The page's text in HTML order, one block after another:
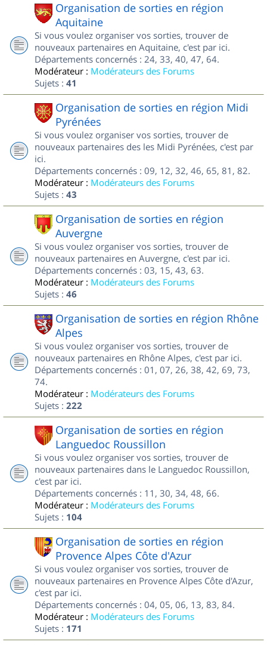
Organisation de sorties en région
Aquitaine
Si vous voulez organiser vos sorties, trouver de
nouveaux partenaires en Aquitaine, c'est par ici.
Départements concernés : 24, 33, 40, 47, 64.
Modérateur : Modérateurs des Forums
Sujets : 41
Organisation de sorties en région Midi
Pyrénées
Si vous voulez organiser vos sorties, trouver de
nouveaux partenaires des les Midi Pyrénées, c'est par
ici.
Départements concernés : 09, 12, 32, 46, 65, 81, 82.
Modérateur : Modérateurs des Forums
Sujets : 43
Organisation de sorties en région
Auvergne
Si vous voulez organiser vos sorties, trouver de
nouveaux partenaires en Auvergne, c'est par ici.
Départements concernés : 03, 15, 43, 63.
Modérateur : Modérateurs des Forums
Sujets : 46
Organisation de sorties en région Rhône
Alpes
Si vous voulez organiser vos sorties, trouver de
nouveaux partenaires en Rhône Alpes, c'est par ici.
Départements concernés : 01, 07, 26, 38, 42, 69, 73,
74.
Modérateur : Modérateurs des Forums
Sujets : 222
Organisation de sorties en région
Languedoc Roussillon
Si vous voulez organiser vos sorties, trouver de
nouveaux partenaires dans le Languedoc Roussillon,
c'est par ici.
Départements concernés : 11, 30, 34, 48, 66.
Modérateur : Modérateurs des Forums
Sujets : 104
Organisation de sorties en région
Provence Alpes Côte d'Azur
Si vous voulez organiser vos sorties, trouver de
nouveaux partenaires en Provence Alpes Côte d'Azur,
c'est par ici.
Départements concernés : 04, 05, 06, 13, 83, 84.
Modérateur : Modérateurs des Forums
Sujets : 171